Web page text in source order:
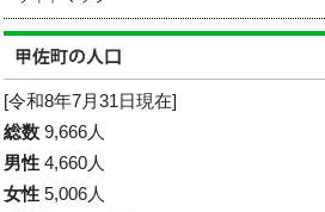
[令和8年7月31日現在]
総数 9,666人
男性 4,660人
女性 5,006人